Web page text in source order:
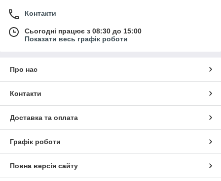
Контакти
Сьогодні працює з 08:30 до 15:00
Показати весь графік роботи
Про нас
Контакти
Доставка та оплата
Графік роботи
Повна версія сайту